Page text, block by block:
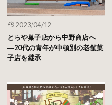
2023/04/12
とらや菓子店から中野商店へ
―20代の青年が中頓別の老舗菓
子店を継承